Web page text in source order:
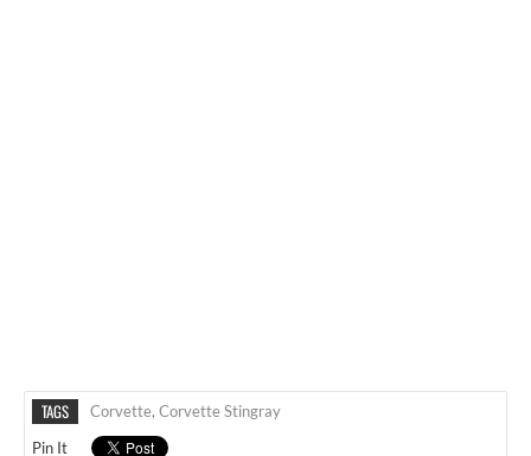
TAGS Corvette, Corvette Stingray
Pin It